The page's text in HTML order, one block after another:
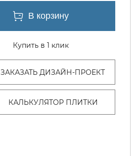
Купить в 1 клик
ЗАКАЗАТЬ ДИЗАЙН-ПРОЕКТ
КАЛЬКУЛЯТОР ПЛИТКИ